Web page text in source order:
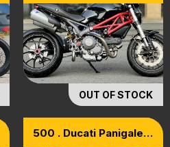
OUT OF STOCK
500 . Ducati Panigale